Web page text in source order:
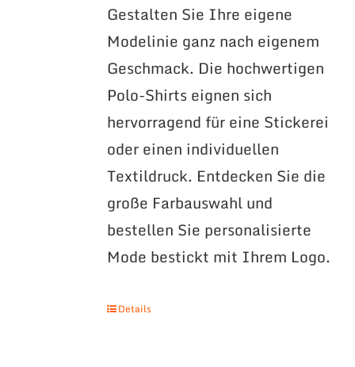
Gestalten Sie Ihre eigene
Modelinie ganz nach eigenem
Geschmack. Die hochwertigen
Polo-Shirts eignen sich
hervorragend für eine Stickerei
oder einen individuellen
Textildruck. Entdecken Sie die
große Farbauswahl und
bestellen Sie personalisierte
Mode bestickt mit Ihrem Logo.
Details